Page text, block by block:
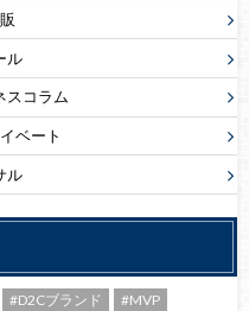
ル
スコラム
ベート
ル
#D2Cブランド
#MVP